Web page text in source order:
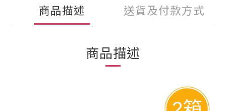
商品描述 送貨及付款方式
商品描述